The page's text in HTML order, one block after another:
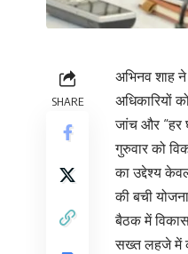
SHARE
अभिनव शाह
अधिकारियों
जांच और “हर
गुरुवार को
का उद्देश्य
की बची
बैठक में
सख्त लहजे में